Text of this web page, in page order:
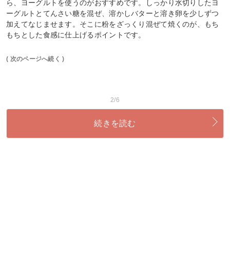
ら、ヨーグルトを使うのがおすすめです。しっかり水切りしたヨ
ーグルトとてんさい糖を混ぜ、溶かしバターと溶き卵を少しずつ
加えてなじませます。そこに粉をざっくり混ぜて焼くのが、もち
もちとした食感に仕上げるポイントです。
( 次のページへ続く )
2/6
続きを読む